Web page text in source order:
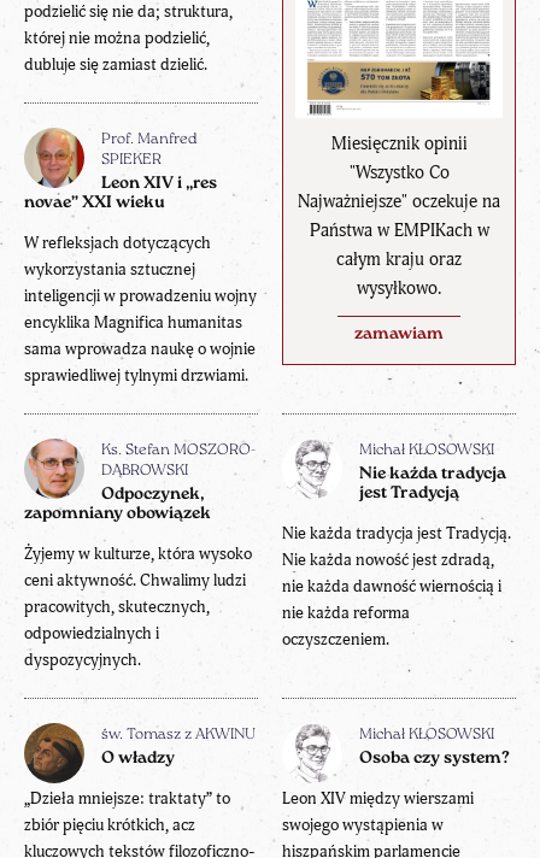
Miesięcznik opinii
"Wszystko Co
Najważniejsze" oczekuje na
Państwa w EMPIKach w
całym kraju oraz
wysyłkowo.
zamawiam
podzielić się nie da; struktura,
której nie można podzielić,
dubluje się zamiast dzielić.
Prof. Manfred
SPIEKER
Leon XIV i „res
novae” XXI wieku
W refleksjach dotyczących
wykorzystania sztucznej
inteligencji w prowadzeniu wojny
encyklika Magnifica humanitas
sama wprowadza naukę o wojnie
sprawiedliwej tylnymi drzwiami.
Ks. Stefan MOSZORO-
DĄBROWSKI
Odpoczynek,
zapomniany obowiązek
Żyjemy w kulturze, która wysoko
ceni aktywność. Chwalimy ludzi
pracowitych, skutecznych,
odpowiedzialnych i
dyspozycyjnych.
Michał KŁOSOWSKI
Nie każda tradycja
jest Tradycją
Nie każda tradycja jest Tradycją.
Nie każda nowość jest zdradą,
nie każda dawność wiernością i
nie każda reforma
oczyszczeniem.
św. Tomasz z AKWINU
O władzy
„Dzieła mniejsze: traktaty” to
zbiór pięciu krótkich, acz
kluczowych tekstów filozoficzno-
Michał KŁOSOWSKI
Osoba czy system?
Leon XIV między wierszami
swojego wystąpienia w
hiszpańskim parlamencie